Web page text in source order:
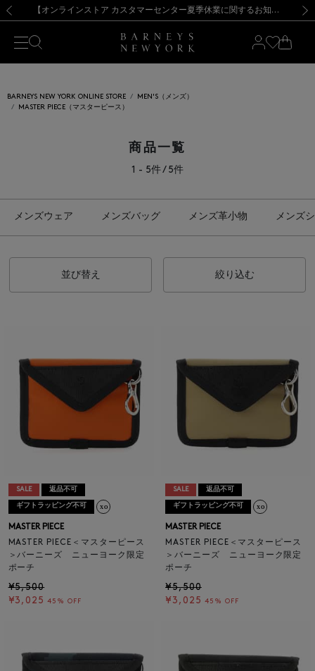
新規登録のお客様も対象！＜MY BARNEYS＞会員のお客様は11,000円（税込）以上のお買上げで常時送料無料！お買い物の際は会員登録を！
【夏季休業に伴う出荷一時停止のお知らせ】(2026.8.7) 【オンラインストア カスタマーセンター夏季休業に関するお知らせ】（2026.8.7）
【夏季休業に伴う返品・交換承り一時停止のお知らせ】（2026.8.5）
熊本県を中心とした地震の影響によるお荷物のお届けについて
【開催中】SUMMER SALEのご案内・ご注意事項 新規登録のお客様も対象！＜MY BARNEYS＞会員のお客様は11,000円（税込）以上のお買上げで常時送料無料！お買い物の際は会員登録を！
【夏季休業に伴う出荷一時停止のお知らせ】(2026.8.7)
BARNEYS NEW YORK ONLINE STORE
MEN'S（メンズ）
MASTER PIECE（マスターピース）
商品一覧
1 - 5件 / 5件
メンズウェア メンズバッグ メンズ革小物 メンズ
並び替え 絞り込む
SALE 返品不可
ギフトラッピング不可
MASTER PIECE
MASTER PIECE＜マスターピース
＞バーニーズ ニューヨーク限定
ポーチ
¥5,500
¥3,025 45% OFF
SALE 返品不可
ギフトラッピング不可
MASTER PIECE
MASTER PIECE＜マスターピース
＞バーニーズ ニューヨーク限定
ポーチ
¥5,500
¥3,025 45% OFF